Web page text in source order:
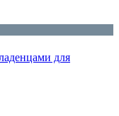
для